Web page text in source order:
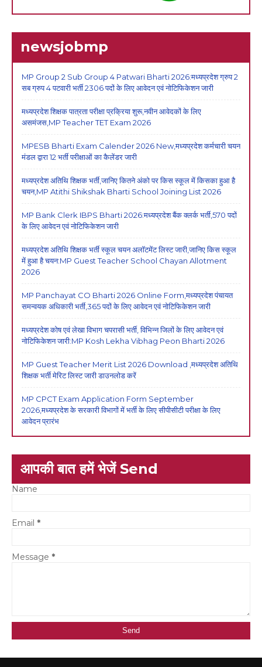
newsjobmp
MP Group 2 Sub Group 4 Patwari Bharti 2026:मध्यप्रदेश ग्रुप 2
सब ग्रुप 4 पटवारी भर्ती 2306 पदों के लिए आवेदन एवं नोटिफिकेशन जारी
मध्यप्रदेश शिक्षक पात्रता परीक्षा प्रक्रिया शुरू,नवीन आवेदकों के लिए
असमंजस,MP Teacher TET Exam 2026
MPESB Bharti Exam Calender 2026 New,मध्यप्रदेश कर्मचारी चयन
मंडल द्वारा 12 भर्ती परीक्षाओं का कैलेंडर जारी
मध्यप्रदेश अतिथि शिक्षक भर्ती,जानिए कितने अंको पर किस स्कूल में किसका हुआ है
चयन,MP Atithi Shikshak Bharti School Joining List 2026
MP Bank Clerk IBPS Bharti 2026:मध्यप्रदेश बैंक क्लर्क भर्ती,570 पदों
के लिए आवेदन एवं नोटिफिकेशन जारी
मध्यप्रदेश अतिथि शिक्षक भर्ती स्कूल चयन अलॉटमेंट लिस्ट जारी,जानिए किस स्कूल
में हुआ है चयन:MP Guest Teacher School Chayan Allotment
2026
MP Panchayat CO Bharti 2026 Online Form,मध्यप्रदेश पंचायत
समन्वयक अधिकारी भर्ती,365 पदों के लिए आवेदन एवं नोटिफिकेशन जारी
मध्यप्रदेश कोष एवं लेखा विभाग चपरासी भर्ती, विभिन्न जिलों के लिए आवेदन एवं
नोटिफिकेशन जारी:MP Kosh Lekha Vibhag Peon Bharti 2026
MP Guest Teacher Merit List 2026 Download ,मध्यप्रदेश अतिथि
शिक्षक भर्ती मेरिट लिस्ट जारी डाउनलोड करें
MP CPCT Exam Application Form September
2026,मध्यप्रदेश के सरकारी विभागों में भर्ती के लिए सीपीसीटी परीक्षा के लिए
आवेदन प्रारंभ
आपकी बात हमें भेजें Send
Name
Email *
Message *